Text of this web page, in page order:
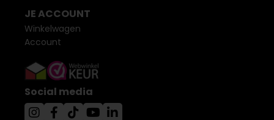
JE ACCOUNT
Winkelwagen
Account
Social media